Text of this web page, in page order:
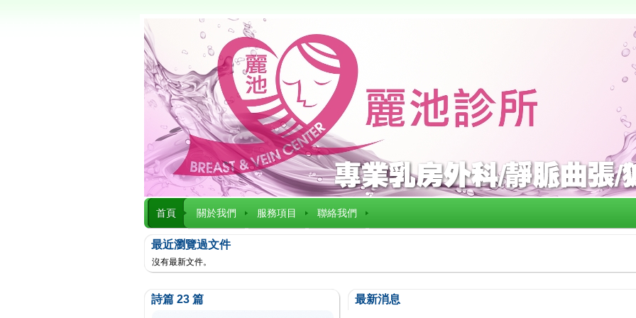
首頁 關於我們 服務項目 聯絡我們
最近瀏覽過文件
沒有最新文件。
詩篇 23 篇 最新消息